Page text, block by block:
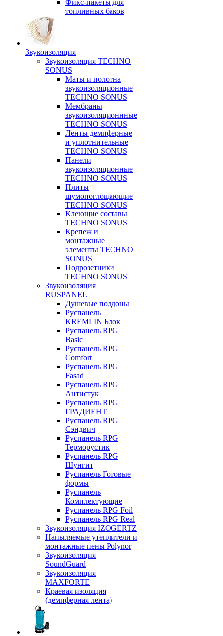
Фикс-пакеты для
топливных баков
Звукоизоляция
Звукоизоляция TECHNO
SONUS
Маты и полотна
звукоизоляционные
TECHNO SONUS
Мембраны
звукоизоляционнные
TECHNO SONUS
Ленты демпферные
и уплотнительные
TECHNO SONUS
Панели
звукоизоляционные
TECHNO SONUS
Плиты
шумопоглощающие
TECHNO SONUS
Клеющие составы
TECHNO SONUS
Крепеж и
монтажные
элементы TECHNO
SONUS
Подрозетники
TECHNO SONUS
Звукоизоляция
RUSPANEL
Душевые поддоны
Руспанель
KREMLIN Блок
Руспанель RPG
Basic
Руспанель RPG
Comfort
Руспанель RPG
Fasad
Руспанель RPG
Антистук
Руспанель RPG
ГРАДИЕНТ
Руспанель RPG
Сэндвич
Руспанель RPG
Терморустик
Руспанель RPG
Шунгит
Руспанель Готовые
формы
Руспанель
Комплектующие
Руспанель RPG Foil
Руспанель RPG Real
Звукоизоляция IZOGERTZ
Напыляемые утеплители и
монтажные пены Polynor
Звукоизоляция
SoundGuard
Звукоизоляция
MAXFORTE
Краевая изоляция
(демпферная лента)